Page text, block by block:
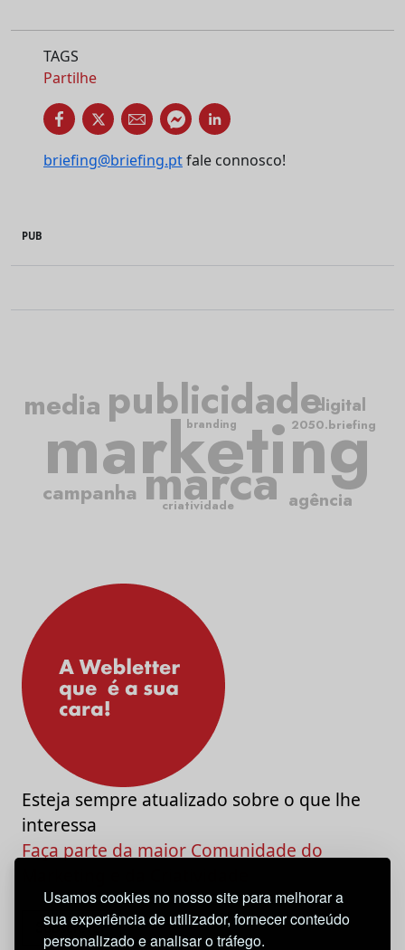
Usamos cookies no nosso site para melhorar a
sua experiência de utilizador, fornecer conteúdo
personalizado e analisar o tráfego.
TAGS
Partilhe
briefing@briefing.ptfale connosco!
PUB
marketing
publicidade
marca
criatividade
campanha
media
agência
digital
2050.briefing
branding
Esteja sempre atualizado sobre o que lhe
interessa
Faça parte da maior Comunidade do